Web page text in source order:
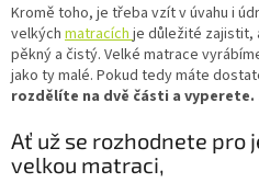
Kromě toho, je třeba vzít v úvahu i
velkých matracích je důležité zajistit,
pěkný a čistý. Velké matrace
jako ty malé. Pokud tedy máte
rozdělíte na dvě části a vyperete.
Ať už se rozhodnete pro
velkou matraci,